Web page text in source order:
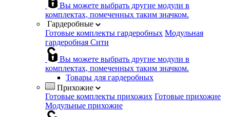
Вы можете выбрать другие модули в
комплектах, помеченных таким значком.
Гардеробные
Готовые комплекты гардеробных Модульная
гардеробная Сити
Вы можете выбрать другие модули в
комплектах, помеченных таким значком.
Товары для гардеробных
Прихожие
Готовые комплекты прихожих Готовые прихожие
Модульные прихожие